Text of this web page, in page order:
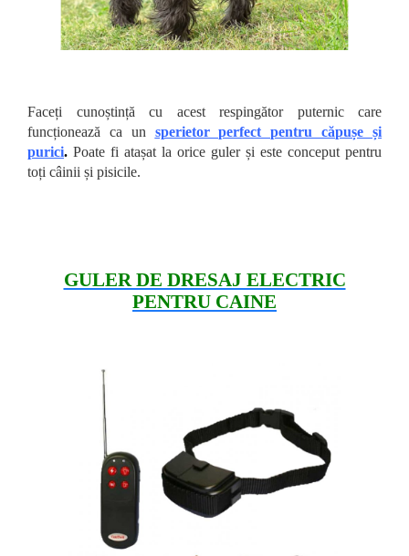
Faceți cunoștință cu acest respingător puternic care
funcționează ca un sperietor perfect pentru căpușe și
purici. Poate fi atașat la orice guler și este conceput pentru
toți câinii și pisicile.
GULER DE DRESAJ ELECTRIC
PENTRU CAINE